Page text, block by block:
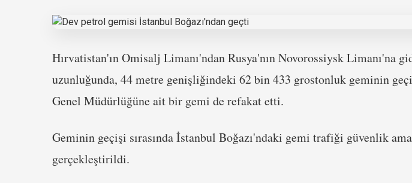
Hırvatistan'ın Omisalj Limanı'ndan Rusya'nın Novorossiysk Limanı'na
uzunluğunda, 44 metre genişliğindeki 62 bin 433 grostonluk geminin
Genel Müdürlüğüne ait bir gemi de refakat etti.
Geminin geçişi sırasında İstanbul Boğazı'ndaki gemi trafiği güvenlik
gerçekleştirildi.